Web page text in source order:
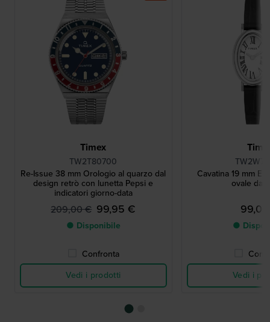
Timex
TW2T80700
Re-Issue 38 mm Orologio al quarzo dal
design retrò con lunetta Pepsi e
indicatori giorno-data
209,00 € 99,95 €
● Disponibile
Confronta
Vedi i prodotti
Cavatina 19 mm
ovale da
●
Vedi i